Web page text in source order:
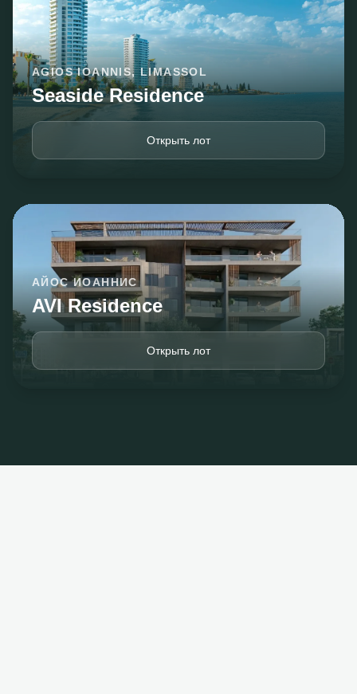
AGIOS IOANNIS, LIMASSOL
Seaside Residence
Открыть лот
АЙОС ИОАННИС
AVI Residence
Открыть лот